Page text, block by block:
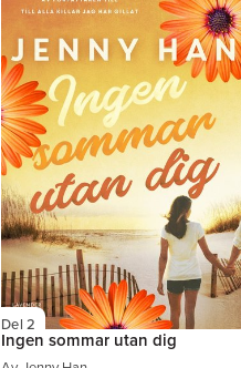
Del 2
Ingen sommar utan dig